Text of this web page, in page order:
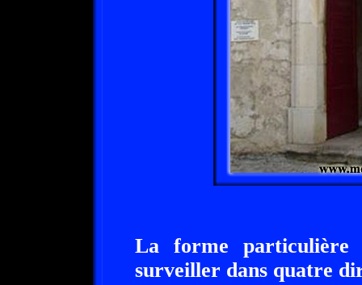
La forme
surveiller dans quatre